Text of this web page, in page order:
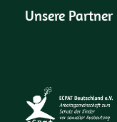
Unsere Partner